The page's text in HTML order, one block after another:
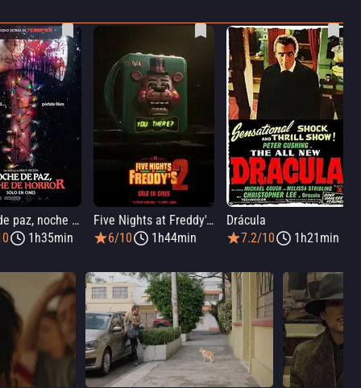
Noche de paz, noche de horror
1h35min
Five Nights at Freddy's 2
6/10
1h44min
Drácula
7.2/10
1h21min